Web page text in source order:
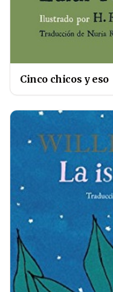
Cinco chicos y eso